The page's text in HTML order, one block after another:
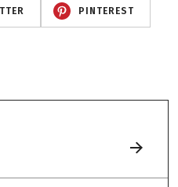
PINTEREST